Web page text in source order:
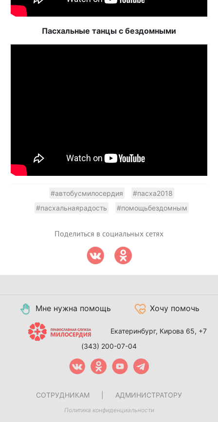
Пасхальные танцы с бездомными
#автобусмилосердия
#пасха2018
#пасхальнаярадость
#помощьбездомным
Поделиться в социальных сетях
Мне нужна помощь Хочу помочь
Екатеринбург, Кирова 65, +7
(343) 200-07-04
СОТРУДНИКАМ АДМИНИСТРАТОРУ
Политика конфиденциальности